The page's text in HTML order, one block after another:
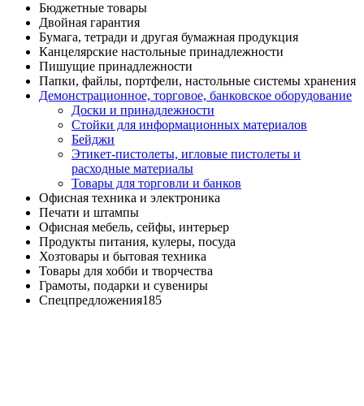
Бюджетные товары
Двойная гарантия
Бумага, тетради и другая бумажная продукция
Канцелярские настольные принадлежности
Пишущие принадлежности
Папки, файлы, портфели, настольные системы хранения
Демонстрационное, торговое, банковское оборудование
Доски и принадлежности
Стойки для информационных материалов
Бейджи
Этикет-пистолеты, игловые пистолеты и
расходные материалы
Товары для торговли и банков
Офисная техника и электроника
Печати и штампы
Офисная мебель, сейфы, интерьер
Продукты питания, кулеры, посуда
Хозтовары и бытовая техника
Товары для хобби и творчества
Грамоты, подарки и сувениры
Спецпредложения185